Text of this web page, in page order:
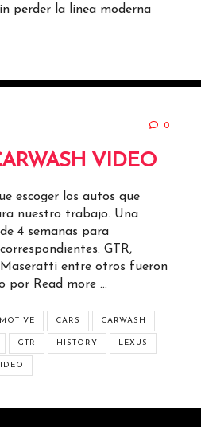
perder la linea moderna
0
VIDEO
escoger los autos que
nuestro trabajo. Una
4 semanas para
GTR,
entre otros fueron
por Read more …
CARS CARWASH
GTR HISTORY LEXUS